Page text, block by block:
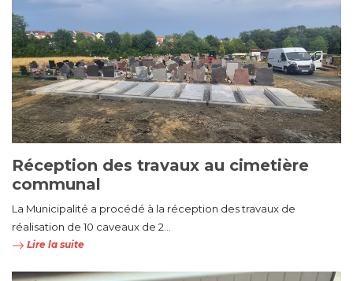
Réception des travaux au cimetière
communal
La Municipalité a procédé à la réception des travaux de
réalisation de 10 caveaux de 2...
Lire la suite